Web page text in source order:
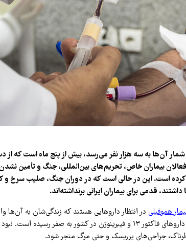
آن‌ها به سه هزار نفر می‌رسد، بیش از پنج ماه است که از
بیماران خاص، تحریم‌های بین‌المللی، جنگ و تأمین نشدن
کرده است. این در حالی است که در دوران جنگ، صلیب سرخ و
قدمی برای بیماران ایرانی برنداشته‌اند.
هموفیلی در انتظار داروهایی هستند که زندگی‌شان به آن‌ها
فعالان بیماران خاص، موجودی داروهای فاکتور ۱۳ و فیبرینوژن در کشور به صفر
جراحی‌های پرریسک و حتی مرگ منجر شود.